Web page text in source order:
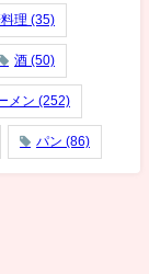
理 (35)
酒 (50)
メン (252)
パン (86)